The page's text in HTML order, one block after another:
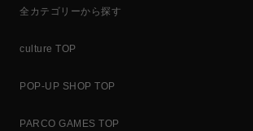
全カテゴリーから探す
culture TOP
POP-UP SHOP TOP
PARCO GAMES TOP